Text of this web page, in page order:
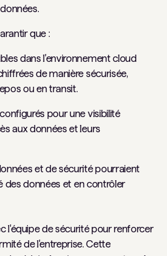
que :
dans l'environnement cloud
de manière sécurisée,
ou en transit.
pour une visibilité
aux données et leurs
et de sécurité pourraient
des données et en contrôler
l'équipe de sécurité pour renforcer
de l'entreprise. Cette